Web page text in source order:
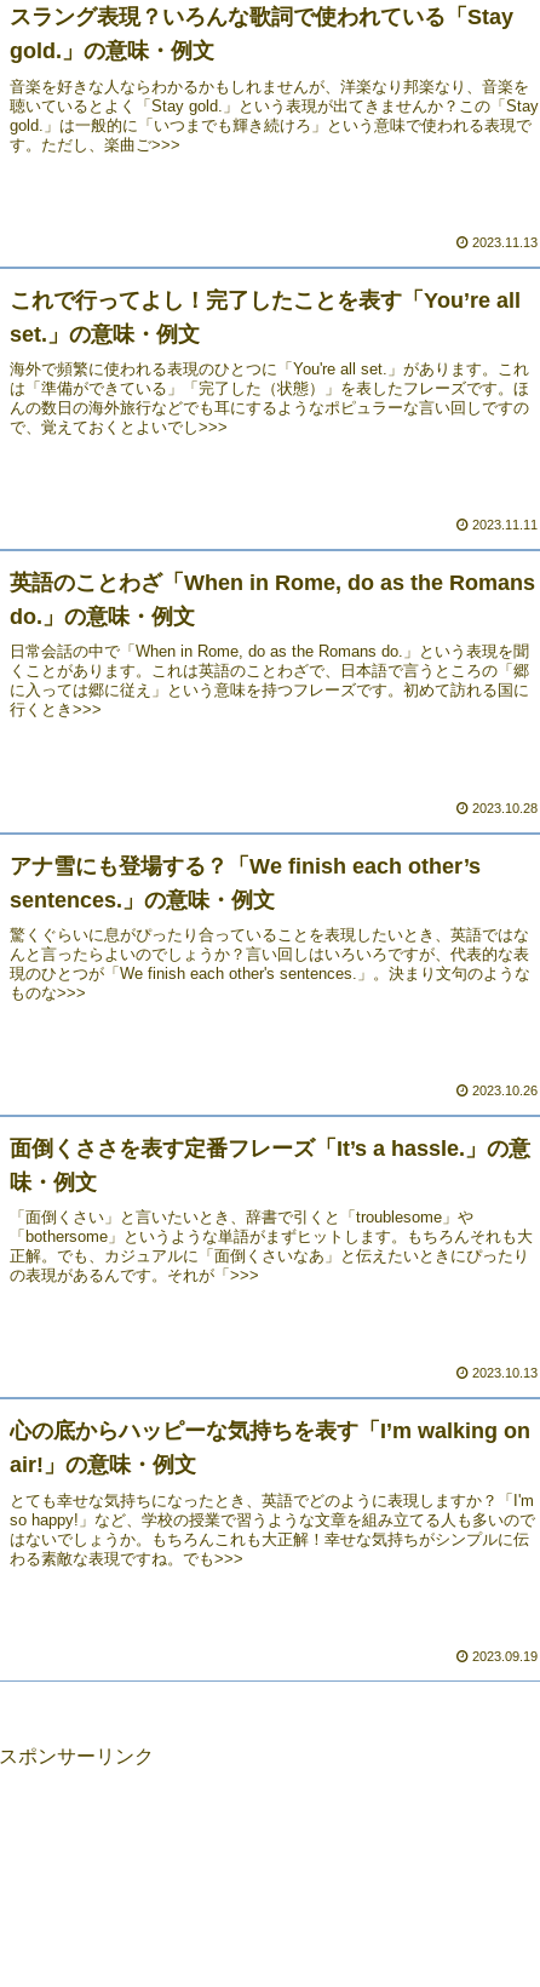
スラング表現？いろんな歌詞で使われている「Stay
gold.」の意味・例文
音楽を好きな人ならわかるかもしれませんが、洋楽なり邦楽なり、音楽を
聴いているとよく「Stay gold.」という表現が出てきませんか？この「Stay
gold.」は一般的に「いつまでも輝き続けろ」という意味で使われる表現で
す。ただし、楽曲ご>>>
2023.11.13
これで行ってよし！完了したことを表す「You’re all
set.」の意味・例文
海外で頻繁に使われる表現のひとつに「You're all set.」があります。これ
は「準備ができている」「完了した（状態）」を表したフレーズです。ほ
んの数日の海外旅行などでも耳にするようなポピュラーな言い回しですの
で、覚えておくとよいでし>>>
2023.11.11
英語のことわざ「When in Rome, do as the Romans
do.」の意味・例文
日常会話の中で「When in Rome, do as the Romans do.」という表現を聞
くことがあります。これは英語のことわざで、日本語で言うところの「郷
に入っては郷に従え」という意味を持つフレーズです。初めて訪れる国に
行くとき>>>
2023.10.28
アナ雪にも登場する？「We finish each other’s
sentences.」の意味・例文
驚くぐらいに息がぴったり合っていることを表現したいとき、英語ではな
んと言ったらよいのでしょうか？言い回しはいろいろですが、代表的な表
現のひとつが「We finish each other's sentences.」。決まり文句のような
ものな>>>
2023.10.26
面倒くささを表す定番フレーズ「It’s a hassle.」の意
味・例文
「面倒くさい」と言いたいとき、辞書で引くと「troublesome」や
「bothersome」というような単語がまずヒットします。もちろんそれも大
正解。でも、カジュアルに「面倒くさいなあ」と伝えたいときにぴったり
の表現があるんです。それが「>>>
2023.10.13
心の底からハッピーな気持ちを表す「I’m walking on
air!」の意味・例文
とても幸せな気持ちになったとき、英語でどのように表現しますか？「I'm
so happy!」など、学校の授業で習うような文章を組み立てる人も多いので
はないでしょうか。もちろんこれも大正解！幸せな気持ちがシンプルに伝
わる素敵な表現ですね。でも>>>
2023.09.19
スポンサーリンク